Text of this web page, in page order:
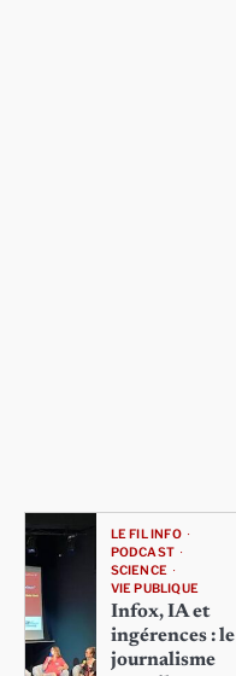
LE FIL INFO
PODCAST
SCIENCE
VIE PUBLIQUE
Infox, IA et
ingérences : le
journalisme